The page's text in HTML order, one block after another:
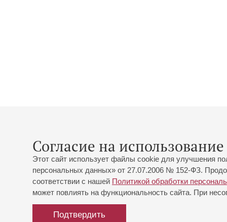
Согласие на
Этот сайт использует файлы cookie для улучшения
персональных данных» от 27.07.2006 № 152-ФЗ.
соответствии с нашей Политикой обработки
может повлиять на функциональность сайта. При
Подтвердить